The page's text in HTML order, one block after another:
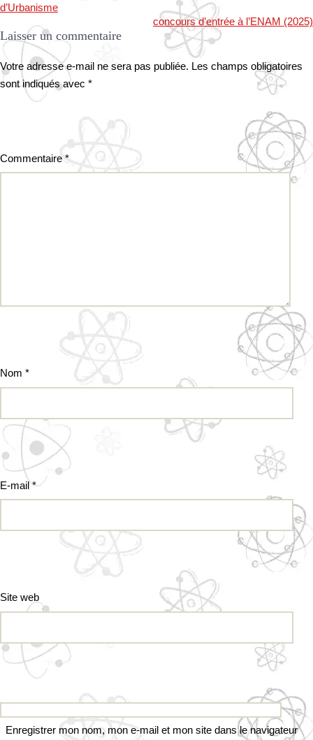
d’Urbanisme
concours d’entrée à l’ENAM (2025)
Laisser un commentaire
Votre adresse e-mail ne sera pas publiée. Les champs obligatoires
sont indiqués avec *
Commentaire *
Nom *
E-mail*
Site web
Enregistrer mon nom, mon e-mail et mon site dans le navigateur